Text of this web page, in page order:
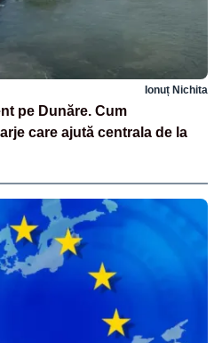
Ionuț Nichita
pe Dunăre. Cum
care ajută centrala de la